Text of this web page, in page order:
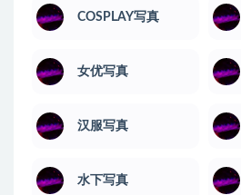
COSPLAY写真
女优写真
汉服写真
水下写真